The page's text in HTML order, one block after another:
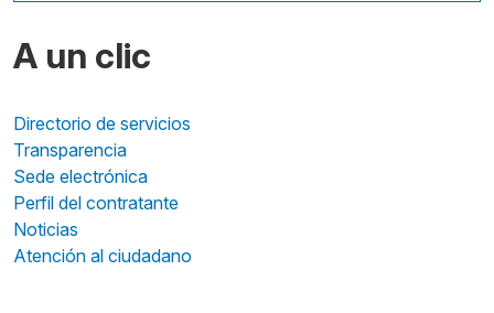
A un clic
Directorio de servicios
Transparencia
Sede electrónica
Perfil del contratante
Noticias
Atención al ciudadano